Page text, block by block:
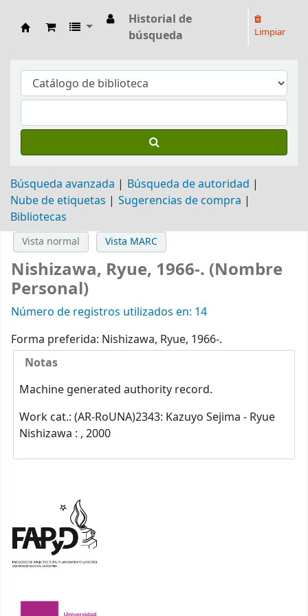
Biblioteca Arq. Hilarión H. Larguía
Historial de
búsqueda
Limpiar
Búsqueda avanzada
Búsqueda de autoridad
Nube de etiquetas
Sugerencias de compra
Bibliotecas
Vista normal Vista MARC
Nishizawa, Ryue, 1966-. (Nombre
Personal)
Número de registros utilizados en: 14
Forma preferida: Nishizawa, Ryue, 1966-.
Notas
Machine generated authority record.
Work cat.: (AR-RoUNA)2343: Kazuyo Sejima - Ryue
Nishizawa : , 2000